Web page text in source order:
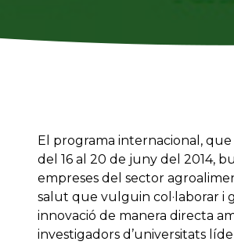
El programa internacional,
del 16 al 20 de juny del 2014,
empreses del sector
salut que vulguin col·laborar i
innovació de manera directa
investigadors d’universitats